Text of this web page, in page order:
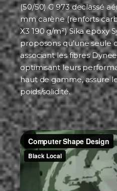
(50/50) G 973 declassé
mm carène (renforts
X3 190 g/m²) Sika epoxy
proposons qu’une seule
associant les fibres
optimisant leurs
haut de gamme, assure
poids/solidité.